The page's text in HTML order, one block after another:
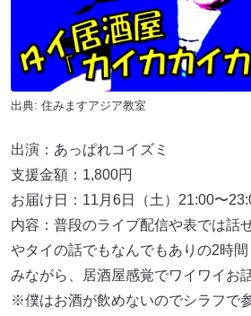
出典: 住みますアジア教室
出演：あっぱれコイズミ
支援金額：1,800円
お届け日：11月6日（土）21:00〜
内容：普段のライブ配信や表では話
やタイの話でもなんでもありの2時
みながら、居酒屋感覚でワイワイお
※僕はお酒が飲めないのでシラフで